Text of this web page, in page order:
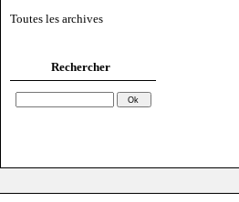
Toutes les archives
Rechercher